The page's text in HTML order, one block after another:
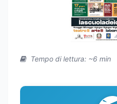
Tempo di lettura: ~6 min